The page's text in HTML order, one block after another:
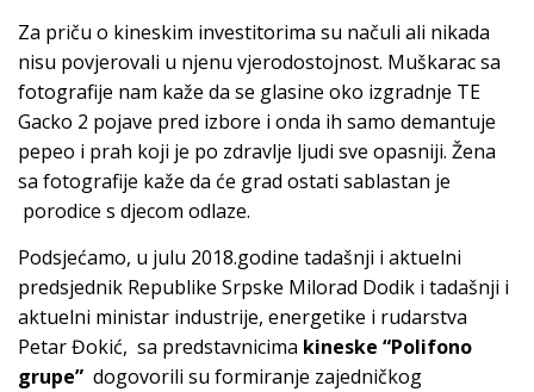
Za priču o kineskim investitorima su načuli ali nikada
nisu povjerovali u njenu vjerodostojnost. Muškarac sa
fotografije nam kaže da se glasine oko izgradnje TE
Gacko 2 pojave pred izbore i onda ih samo demantuje
pepeo i prah koji je po zdravlje ljudi sve opasniji. Žena
sa fotografije kaže da će grad ostati sablastan je
porodice s djecom odlaze.
Podsjećamo, u julu 2018.godine tadašnji i aktuelni
predsjednik Republike Srpske Milorad Dodik i tadašnji i
aktuelni ministar industrije, energetike i rudarstva
Petar Đokić, sa predstavnicima kineske “Polifono
grupe” dogovorili su formiranje zajedničkog